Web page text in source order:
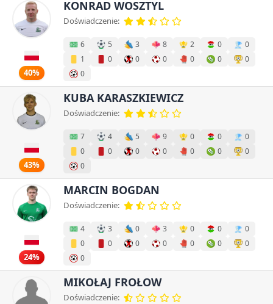
40%
KONRAD WOSZTYL
Doświadczenie:
6 5 3 8 2 0
0
1
0 0 0 0 0
0
0
43%
KUBA KARASZKIEWICZ
Doświadczenie:
7 4 5 9 0 0
0
0
0 0 0 0 0
0
0
24%
MARCIN BOGDAN
Doświadczenie:
4 3 0 3 0 0
0
0
0 0 0 0 0
0
0
MIKOŁAJ FROŁOW
Doświadczenie: